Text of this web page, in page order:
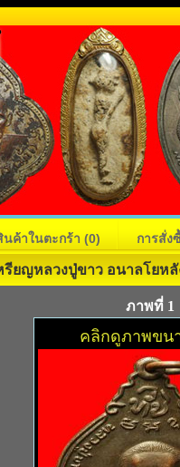
นค้าในตะกร้า (0) การสั่ง
รียญหลวงปู่ขาว อนาลโยห
ภาพที่ 1
คลิกดูภาพขน